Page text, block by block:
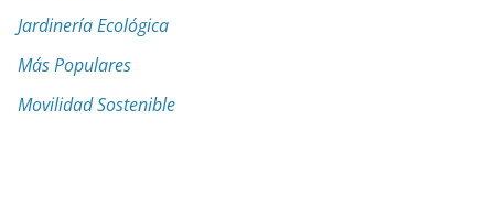
Jardinería Ecológica
Más Populares
Movilidad Sostenible